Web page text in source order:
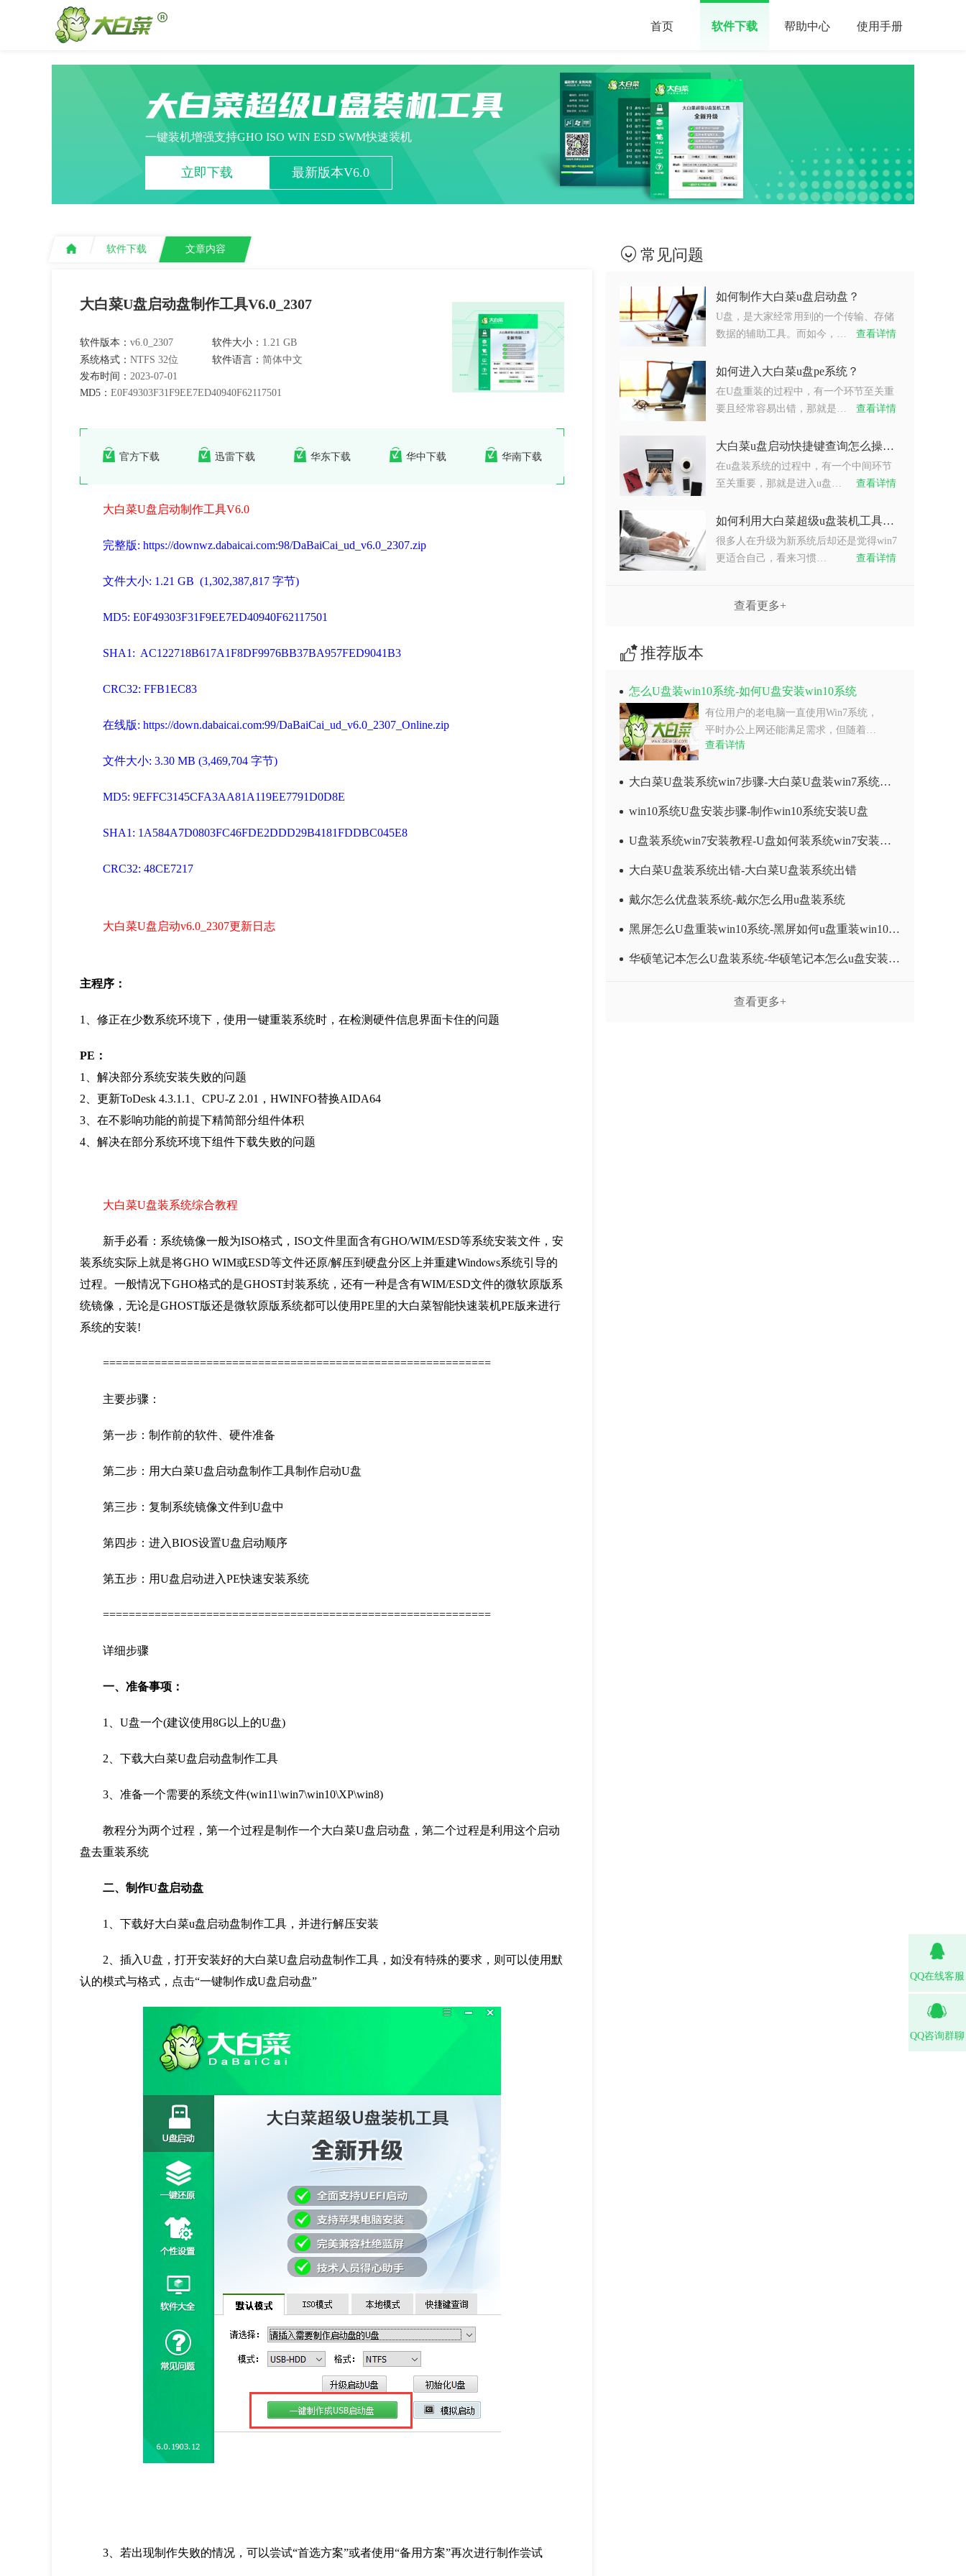
首页 软件下载 帮助中心 使用手册
大白菜超级U盘装机工具
一键装机增强支持GHO ISO WIN ESD SWM快速装机
立即下载 最新版本V6.0
软件下载 文章内容
大白菜U盘启动盘制作工具V6.0_2307
软件版本： v6.0_2307 软件大小： 1.21 GB
系统格式： NTFS 32位 软件语言： 简体中文
发布时间： 2023-07-01
MD5： E0F49303F31F9EE7ED40940F62117501
官方下载 迅雷下载 华东下载 华中下载 华南下载
大白菜U盘启动制作工具V6.0
完整版: https://downwz.dabaicai.com:98/DaBaiCai_ud_v6.0_2307.zip
文件大小: 1.21 GB (1,302,387,817 字节)
MD5: E0F49303F31F9EE7ED40940F62117501
SHA1: AC122718B617A1F8DF9976BB37BA957FED9041B3
CRC32: FFB1EC83
在线版: https://down.dabaicai.com:99/DaBaiCai_ud_v6.0_2307_Online.zip
文件大小: 3.30 MB (3,469,704 字节)
MD5: 9EFFC3145CFA3AA81A119EE7791D0D8E
SHA1: 1A584A7D0803FC46FDE2DDD29B4181FDDBC045E8
CRC32: 48CE7217
大白菜U盘启动v6.0_2307更新日志
主程序：
1、修正在少数系统环境下，使用一键重装系统时，在检测硬件信息界面卡住的问题
PE：
1、解决部分系统安装失败的问题
2、更新ToDesk 4.3.1.1、CPU-Z 2.01，HWINFO替换AIDA64
3、在不影响功能的前提下精简部分组件体积
4、解决在部分系统环境下组件下载失败的问题
大白菜U盘装系统综合教程
新手必看：系统镜像一般为ISO格式，ISO文件里面含有GHO/WIM/ESD等系统安装文件，安
装系统实际上就是将GHO WIM或ESD等文件还原/解压到硬盘分区上并重建Windows系统引导的
过程。一般情况下GHO格式的是GHOST封装系统，还有一种是含有WIM/ESD文件的微软原版系
统镜像，无论是GHOST版还是微软原版系统都可以使用PE里的大白菜智能快速装机PE版来进行
系统的安装!
============================================================
主要步骤：
第一步：制作前的软件、硬件准备
第二步：用大白菜U盘启动盘制作工具制作启动U盘
第三步：复制系统镜像文件到U盘中
第四步：进入BIOS设置U盘启动顺序
第五步：用U盘启动进入PE快速安装系统
============================================================
详细步骤
一、准备事项：
1、U盘一个(建议使用8G以上的U盘)
2、下载大白菜U盘启动盘制作工具
3、准备一个需要的系统文件(win11\win7\win10\XP\win8)
教程分为两个过程，第一个过程是制作一个大白菜U盘启动盘，第二个过程是利用这个启动
盘去重装系统
二、制作U盘启动盘
1、下载好大白菜u盘启动盘制作工具，并进行解压安装
2、插入U盘，打开安装好的大白菜U盘启动盘制作工具，如没有特殊的要求，则可以使用默
认的模式与格式，点击“一键制作成U盘启动盘”
3、若出现制作失败的情况，可以尝试“首选方案”或者使用“备用方案”再次进行制作尝试
常见问题
如何制作大白菜u盘启动盘？
U盘，是大家经常用到的一个传输、存储
数据的辅助工具。而如今，…
查看详情
如何进入大白菜u盘pe系统？
在U盘重装的过程中，有一个环节至关重
要且经常容易出错，那就是…
查看详情
大白菜u盘启动快捷键查询怎么操作？
在u盘装系统的过程中，有一个中间环节
至关重要，那就是进入u盘…
查看详情
如何利用大白菜超级u盘装机工具重装系统win7？
很多人在升级为新系统后却还是觉得win7
更适合自己，看来习惯…
查看详情
查看更多+
推荐版本
怎么U盘装win10系统-如何U盘安装win10系统
有位用户的老电脑一直使用Win7系统，
平时办公上网还能满足需求，但随着…
查看详情
大白菜U盘装系统win7步骤-大白菜U盘装win7系统步骤
win10系统U盘安装步骤-制作win10系统安装U盘
U盘装系统win7安装教程-U盘如何装系统win7安装教程
大白菜U盘装系统出错-大白菜U盘装系统出错
戴尔怎么优盘装系统-戴尔怎么用u盘装系统
黑屏怎么U盘重装win10系统-黑屏如何u盘重装win10系统
华硕笔记本怎么U盘装系统-华硕笔记本怎么u盘安装系统
查看更多+
QQ在线客服
QQ咨询群聊